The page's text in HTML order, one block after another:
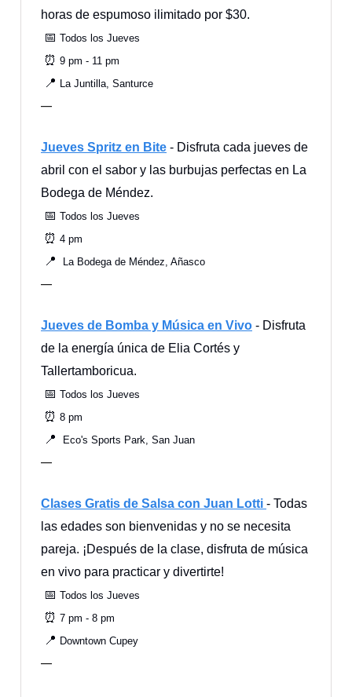
horas de espumoso ilimitado por $30.
📅 Todos los Jueves
⏰ 9 pm - 11 pm
📍 La Juntilla, Santurce
—
Jueves Spritz en Bite - Disfruta cada jueves de
abril con el sabor y las burbujas perfectas en La
Bodega de Méndez.
📅 Todos los Jueves
⏰ 4 pm
📍 La Bodega de Méndez, Añasco
—
Jueves de Bomba y Música en Vivo - Disfruta
de la energía única de Elia Cortés y
Tallertamboricua.
📅 Todos los Jueves
⏰ 8 pm
📍 Eco's Sports Park, San Juan
—
Clases Gratis de Salsa con Juan Lotti - Todas
las edades son bienvenidas y no se necesita
pareja. ¡Después de la clase, disfruta de música
en vivo para practicar y divertirte!
📅 Todos los Jueves
⏰ 7 pm - 8 pm
📍 Downtown Cupey
—